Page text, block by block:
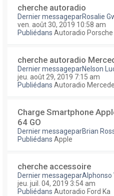
cherche autoradio
Dernier messageparRosalie
ven. août 30, 2019 10:58 am
Publiédans Autoradio
cherche autoradio
Dernier messageparNelson
jeu. août 29, 2019 7:15 am
Publiédans Autoradio
Charge Smartphone
64 GO
Dernier messageparBrian
Publiédans Apple
cherche accessoire
Dernier messageparAlphonso
jeu. juil. 04, 2019 3:54 am
Publiédans Autoradio Ford Ka